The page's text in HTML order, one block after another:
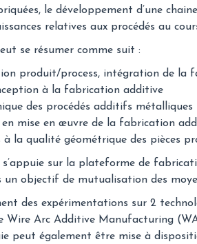
le développement d’une
relatives aux procédés au
se résumer comme suit :
produit/process, intégration de la
à la fabrication additive
des procédés additifs métalliques
en mise en œuvre de la fabrication
à la qualité géométrique des pièces
s’appuie sur la plateforme de
un objectif de mutualisation des
des expérimentations sur 2
Wire Arc Additive Manufacturing
peut également être mise à